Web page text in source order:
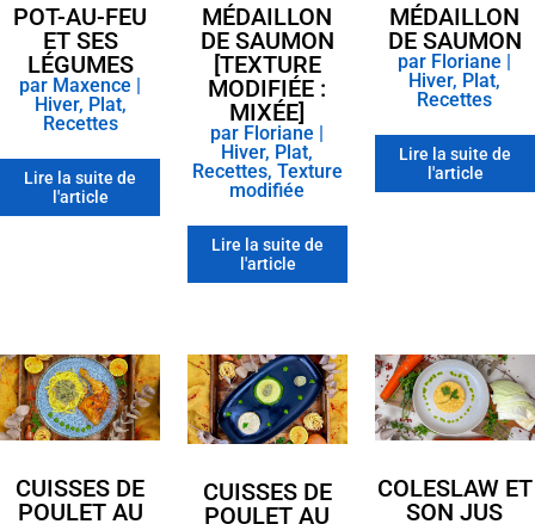
POT-AU-FEU
ET SES
LÉGUMES
par Maxence |
Hiver, Plat,
Recettes
Lire la suite de
l'article
MÉDAILLON
DE SAUMON
[TEXTURE
MODIFIÉE :
MIXÉE]
par Floriane |
Hiver, Plat,
Recettes, Texture
modifiée
Lire la suite de
l'article
MÉDAILLON
DE SAUMON
par Floriane |
Hiver, Plat,
Recettes
Lire la suite de
l'article
CUISSES DE
POULET AU
CUISSES DE
POULET AU
COLESLAW ET
SON JUS